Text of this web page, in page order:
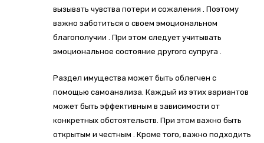
вызывать чувства потери и сожаления . Поэтому
важно заботиться о своем эмоциональном
благополучии . При этом следует учитывать
эмоциональное состояние другого супруга .
Раздел имущества может быть облегчен с
помощью самоанализа. Каждый из этих вариантов
может быть эффективным в зависимости от
конкретных обстоятельств. При этом важно быть
открытым и честным . Кроме того, важно подходить